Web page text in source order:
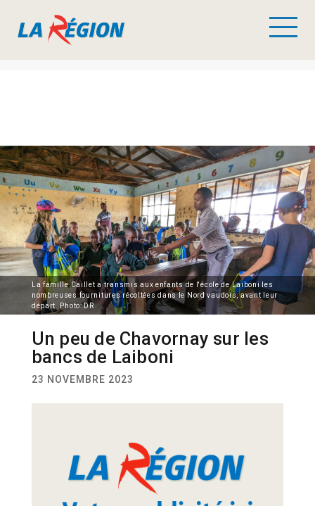
ACTUALITÉ
La famille Caillet a transmis aux enfants de l'école de Laiboni les
nombreuses fournitures récoltées dans le Nord vaudois, avant leur
départ. Photo: DR
Un peu de Chavornay sur les
bancs de Laiboni
23 NOVEMBRE 2023